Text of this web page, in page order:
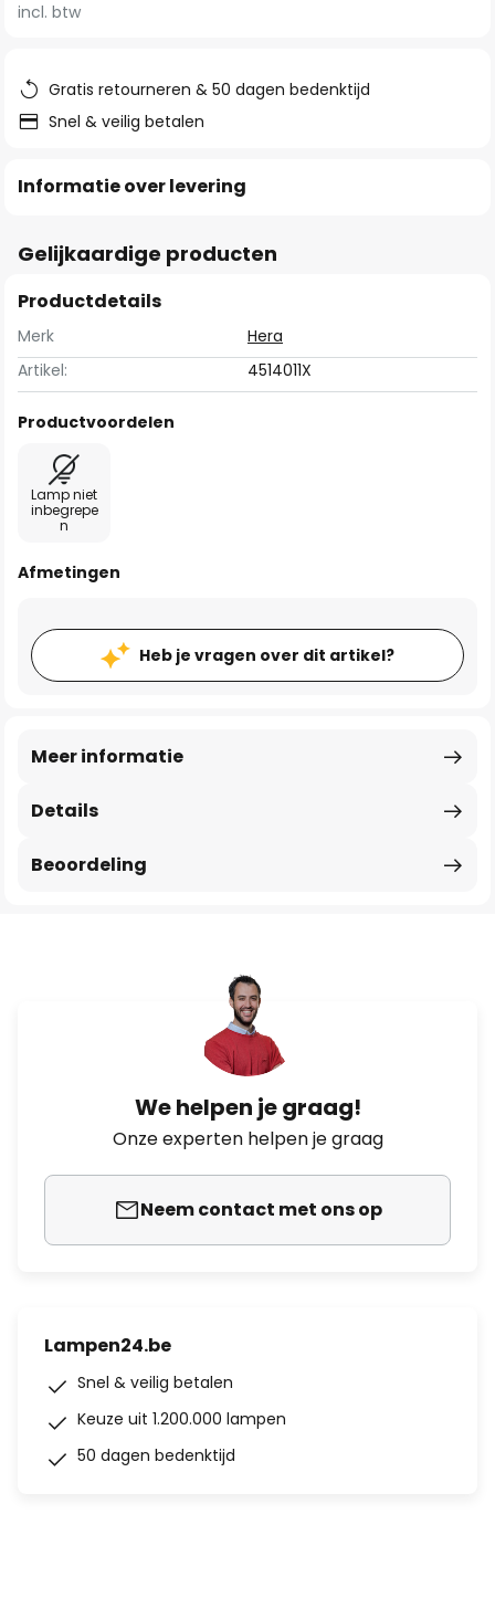
van
afbeeldingen-
gallerij
incl. btw
Gratis retourneren & 50 dagen bedenktijd
Snel & veilig betalen
Informatie over levering
Gelijkaardige producten
Productdetails
Merk
Hera
Artikel:
4514011X
Productvoordelen
Lamp niet
inbegrepe
n
Afmetingen
Heb je vragen over dit artikel?
Details
Meer informatie
Beoordeling
We helpen je graag!
Onze experten helpen je graag
Neem contact met ons op
Lampen24.be
Snel & veilig betalen
Keuze uit 1.200.000 lampen
50 dagen bedenktijd